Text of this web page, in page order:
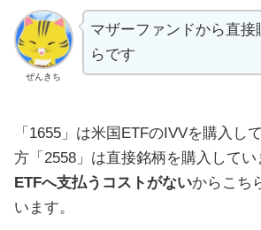
ぜんきち
マザーファンドから直接
らです
「1655」は米国ETFのIVVを購入し
方「2558」は直接銘柄を購入してい
ETFへ支払うコストがないからこち
います。